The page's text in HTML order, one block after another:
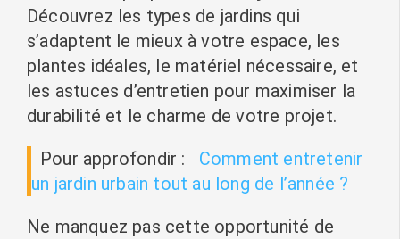
Découvrez les types de jardins qui
s’adaptent le mieux à votre espace, les
plantes idéales, le matériel nécessaire, et
les astuces d’entretien pour maximiser la
durabilité et le charme de votre projet.
Pour approfondir :
Comment entretenir
un jardin urbain tout au long de l’année ?
Ne manquez pas cette opportunité de